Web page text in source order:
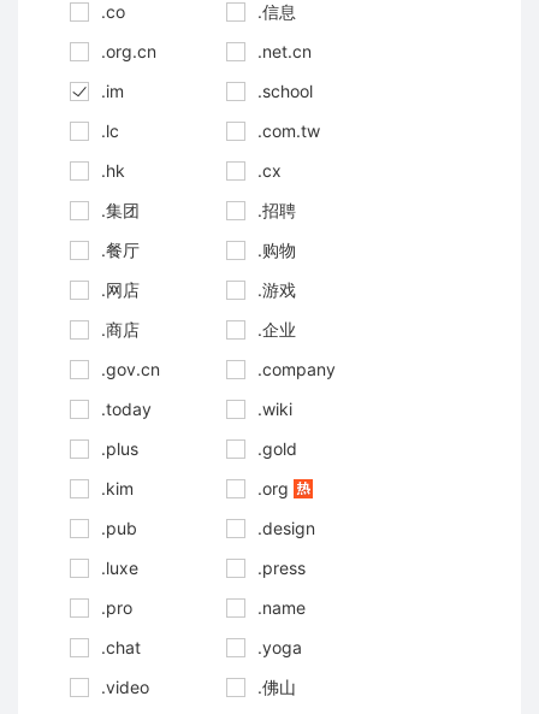
.co
.信息
.org.cn
.net.cn
.im
.school
.lc
.com.tw
.hk
.cx
.集团
.招聘
.餐厅
.购物
.网店
.游戏
.商店
.企业
.gov.cn
.company
.today
.wiki
.plus
.gold
.kim
.org
.pub
.design
.luxe
.press
.pro
.name
.chat
.yoga
.video
.佛山